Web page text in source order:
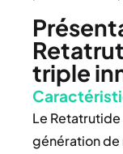
triple
Le
génération